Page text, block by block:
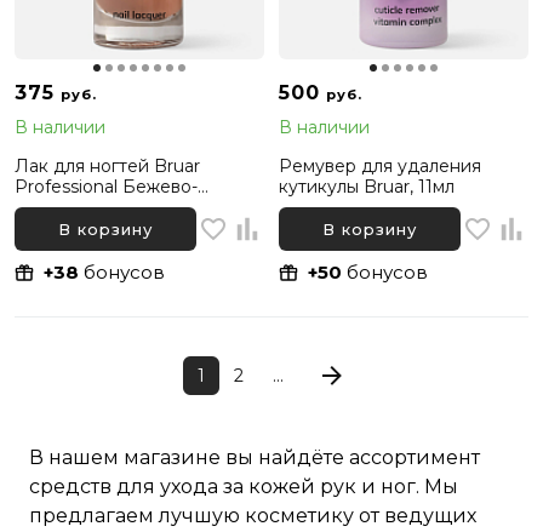
375 руб.
В наличии
Лак для ногтей Bruar
Professional Бежево-
коричневый Мокко 090, 11
В корзину
+38 бонусов
500 руб.
В наличии
Ремувер для удаления
кутикулы Bruar, 11мл
В корзину
+50 бонусов
1 2 ...
В нашем магазине вы найдёте ассортимент
средств для ухода за кожей рук и ног. Мы
предлагаем лучшую косметику от ведущих